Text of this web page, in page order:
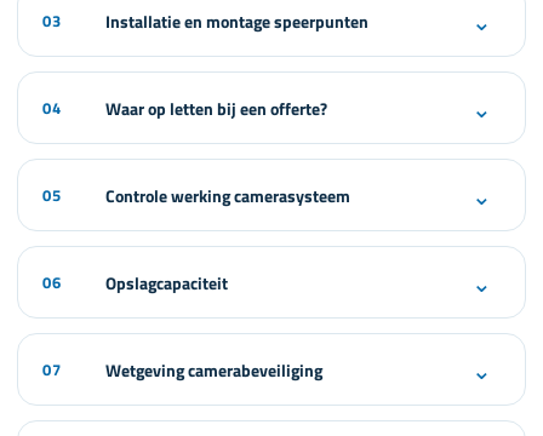
03 Installatie en montage speerpunten ⌄
04 Waar op letten bij een offerte? ⌄
05 Controle werking camerasysteem ⌄
06 Opslagcapaciteit ⌄
07 Wetgeving camerabeveiliging ⌄